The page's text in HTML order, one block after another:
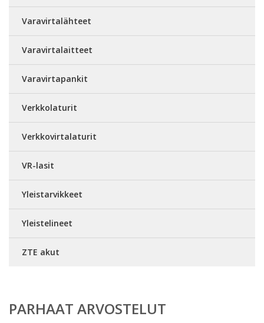
Varavirtalähteet
Varavirtalaitteet
Varavirtapankit
Verkkolaturit
Verkkovirtalaturit
VR-lasit
Yleistarvikkeet
Yleistelineet
ZTE akut
PARHAAT ARVOSTELUT